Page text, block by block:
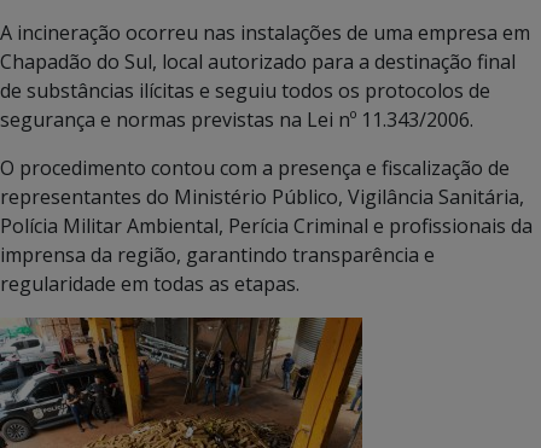
A incineração ocorreu nas instalações de uma empresa em
Chapadão do Sul, local autorizado para a destinação final
de substâncias ilícitas e seguiu todos os protocolos de
segurança e normas previstas na Lei nº 11.343/2006.
O procedimento contou com a presença e fiscalização de
representantes do Ministério Público, Vigilância Sanitária,
Polícia Militar Ambiental, Perícia Criminal e profissionais da
imprensa da região, garantindo transparência e
regularidade em todas as etapas.